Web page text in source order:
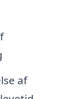
af